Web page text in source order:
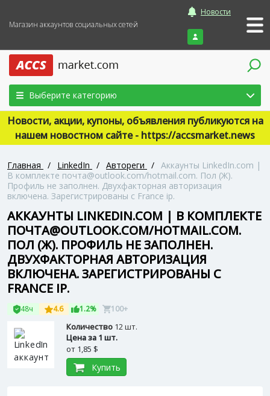
Магазин аккаунтов социальных сетей
Новости
Войти
Выберите категорию
Новости, акции, купоны, объявления публикуются на
нашем новостном сайте - https://accsmarket.news
Главная / LinkedIn / Автореги / Аккаунты LinkedIn.com |
В комплекте почта@outlook.com/hotmail.com. Пол (Ж).
Профиль не заполнен. Двухфакторная авторизация
включена. Зарегистрированы с France ip.
АККАУНТЫ LINKEDIN.COM | В КОМПЛЕКТЕ
ПОЧТА@OUTLOOK.COM/HOTMAIL.COM.
ПОЛ (Ж). ПРОФИЛЬ НЕ ЗАПОЛНЕН.
ДВУХФАКТОРНАЯ АВТОРИЗАЦИЯ
ВКЛЮЧЕНА. ЗАРЕГИСТРИРОВАНЫ С
FRANCE IP.
48ч 4.6 1.2% 100+
Количество 12 шт.
Цена за 1 шт.
от 1,85 $
Купить